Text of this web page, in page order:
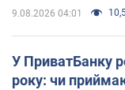
9.08.2026 04:01
У ПриватБанку
року: чи